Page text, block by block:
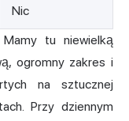
Nic
tu niewielką
ogromny zakres i
na sztucznej
Przy dziennym